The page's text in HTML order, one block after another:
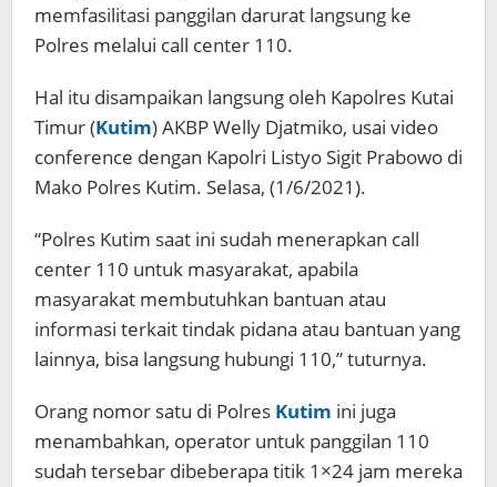
memfasilitasi panggilan darurat langsung ke
Polres melalui call center 110.
Hal itu disampaikan langsung oleh Kapolres Kutai
Timur (Kutim) AKBP Welly Djatmiko, usai video
conference dengan Kapolri Listyo Sigit Prabowo di
Mako Polres Kutim. Selasa, (1/6/2021).
“Polres Kutim saat ini sudah menerapkan call
center 110 untuk masyarakat, apabila
masyarakat membutuhkan bantuan atau
informasi terkait tindak pidana atau bantuan yang
lainnya, bisa langsung hubungi 110,” tuturnya.
Orang nomor satu di Polres Kutim ini juga
menambahkan, operator untuk panggilan 110
sudah tersebar dibeberapa titik 1×24 jam mereka